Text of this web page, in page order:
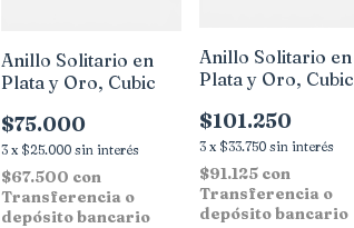
Anillo Solitario en
Plata y Oro, Cubic
$75.000
3 x $25.000 sin interés
$67.500 con
Transferencia o
depósito bancario
Anillo Solitario en
Plata y Oro, Cubic
$101.250
3 x $33.750 sin interés
$91.125 con
Transferencia o
depósito bancario